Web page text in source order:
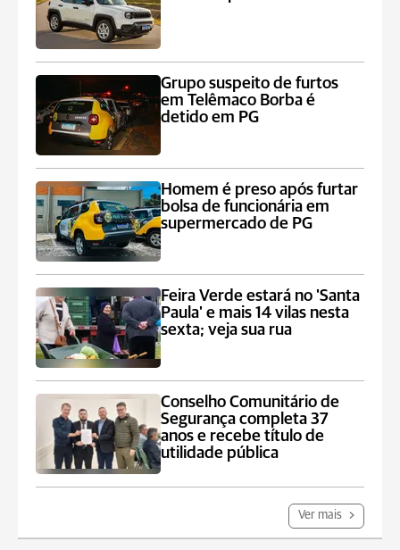
Grupo suspeito de furtos
em Telêmaco Borba é
detido em PG
Homem é preso após furtar
bolsa de funcionária em
supermercado de PG
Feira Verde estará no 'Santa
Paula' e mais 14 vilas nesta
sexta; veja sua rua
Conselho Comunitário de
Segurança completa 37
anos e recebe título de
utilidade pública
Ver mais